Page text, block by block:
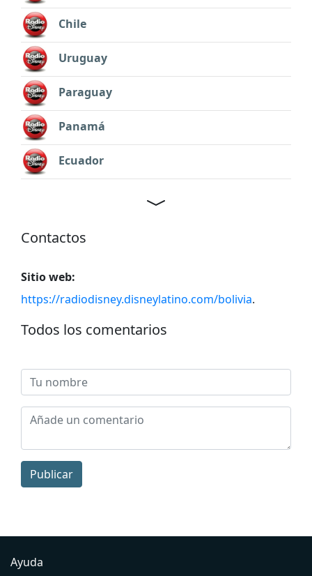
Chile
Uruguay
Paraguay
Panamá
Ecuador
Contactos
Sitio web:
https://radiodisney.disneylatino.com/bolivia.
Todos los comentarios
Publicar
Ayuda